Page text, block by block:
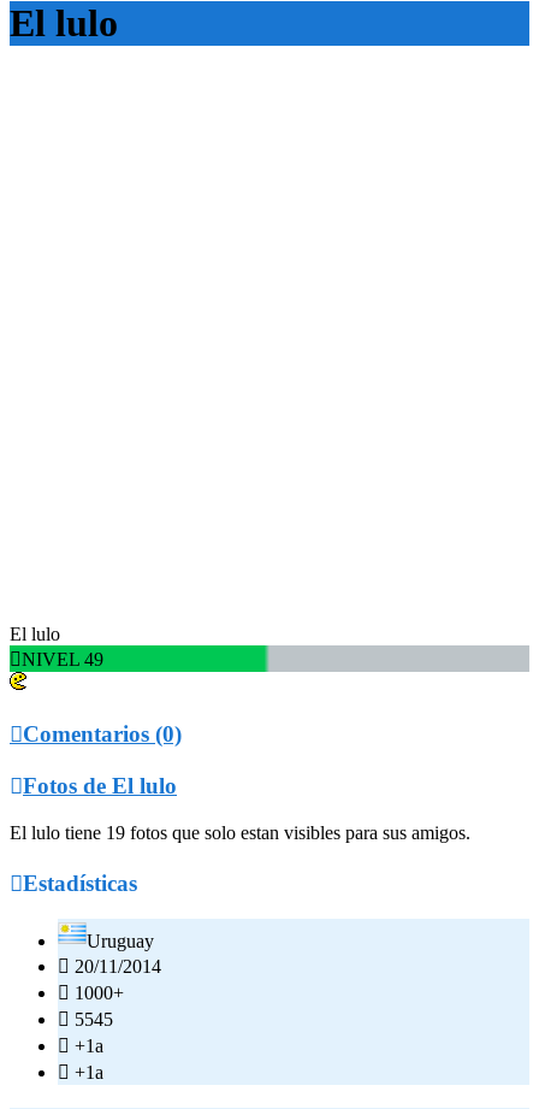
El lulo
El lulo
NIVEL 49
Comentarios (0)
Fotos de El lulo
El lulo tiene 19 fotos que solo estan visibles para sus amigos.
Estadísticas
Uruguay
 20/11/2014
 1000+
 5545
 +1a
 +1a